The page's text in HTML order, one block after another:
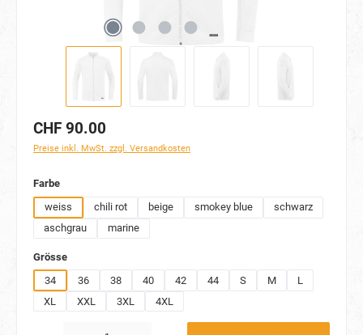
CHF 90.00
Preise inkl. MwSt. zzgl. Versandkosten
Farbeauswählen
weiss
chili rot beige smokey blue
schwarz
aschgrau
marine
Grösseauswählen
34
36 38 40 42 44 S M
L
XL
XXL 3XL 4XL